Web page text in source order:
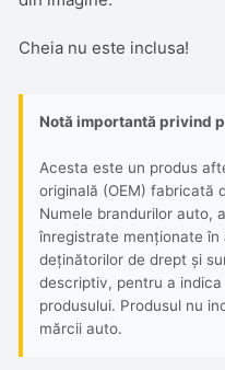
Cheia nu este inclusa!
Notă importantă privind
Acesta este un produs
originală (OEM) fabricată
Numele brandurilor auto,
înregistrate menționate
deținătorilor de drept și
descriptiv, pentru a
produsului. Produsul nu
mărcii auto.